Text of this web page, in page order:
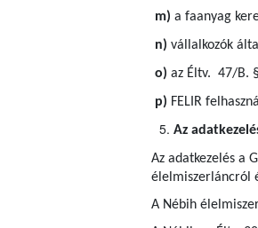
m) a faanyag
n) vállalkozók
o) az Éltv. 47/B.
p) FELIR
Az
Az adatkezelés a
élelmiszerláncról
A Nébih